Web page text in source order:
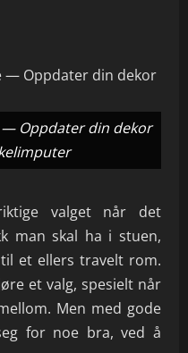
Oppdater din dekor
valget når det
man skal ha i stuen,
et ellers travelt rom.
et valg, spesielt når
Men med gode
for noe bra, ved å